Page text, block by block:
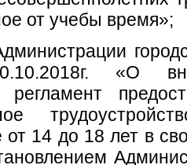
от учебы время»;
«О
регламент
от 14 до 18 лет в